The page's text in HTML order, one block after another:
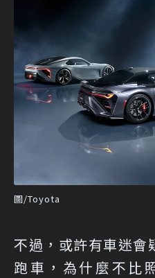
圖/Toyota
不過，或許有車迷會
跑車，為什麼不比